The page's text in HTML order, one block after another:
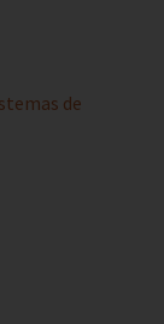
de